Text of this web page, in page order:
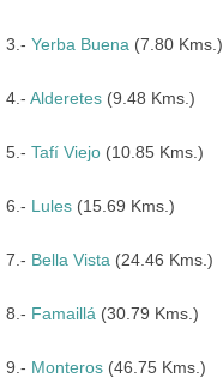
3.- Yerba Buena (7.80 Kms.)
4.- Alderetes (9.48 Kms.)
5.- Tafí Viejo (10.85 Kms.)
6.- Lules (15.69 Kms.)
7.- Bella Vista (24.46 Kms.)
8.- Famaillá (30.79 Kms.)
9.- Monteros (46.75 Kms.)